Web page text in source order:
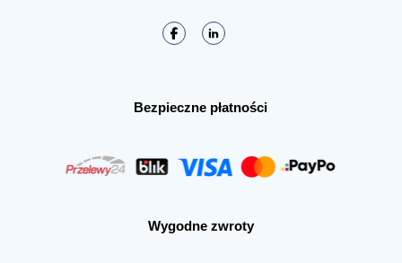
Bezpieczne płatności
Wygodne zwroty